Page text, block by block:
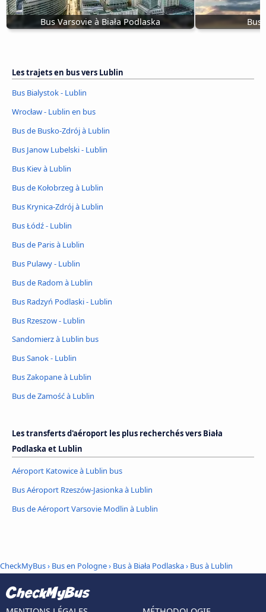
Bus Varsovie à Biała Podlaska Bus
Les trajets en bus vers Lublin
Bus Bialystok - Lublin
Wrocław - Lublin en bus
Bus de Busko-Zdrój à Lublin
Bus Janow Lubelski - Lublin
Bus Kiev à Lublin
Bus de Kołobrzeg à Lublin
Bus Krynica-Zdrój à Lublin
Bus Łódź - Lublin
Bus de Paris à Lublin
Bus Pulawy - Lublin
Bus de Radom à Lublin
Bus Radzyń Podlaski - Lublin
Bus Rzeszow - Lublin
Sandomierz à Lublin bus
Bus Sanok - Lublin
Bus Zakopane à Lublin
Bus de Zamość à Lublin
Les transferts d'aéroport les plus recherchés vers Biała
Podlaska et Lublin
Aéroport Katowice à Lublin bus
Bus Aéroport Rzeszów-Jasionka à Lublin
Bus de Aéroport Varsovie Modlin à Lublin
CheckMyBus› Bus en Pologne› Bus à Biała Podlaska› Bus à Lublin